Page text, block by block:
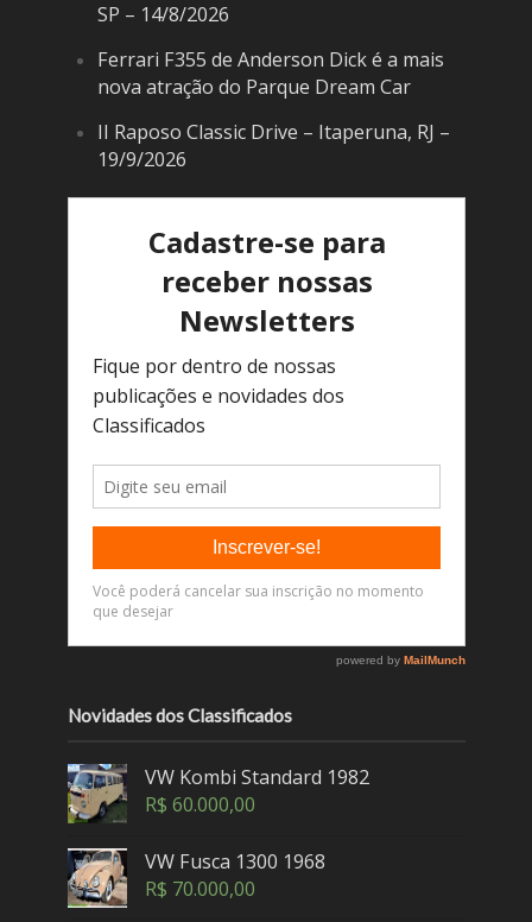
SP – 14/8/2026
Ferrari F355 de Anderson Dick é a mais
nova atração do Parque Dream Car
II Raposo Classic Drive – Itaperuna, RJ –
19/9/2026
Novidades dos Classificados
VW Kombi Standard 1982
R$ 60.000,00
VW Fusca 1300 1968
R$ 70.000,00